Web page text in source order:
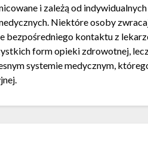
i zależą od
Niektóre osoby
bezpośredniego kontaktu z
form opieki zdrowotnej,
systemie medycznym,